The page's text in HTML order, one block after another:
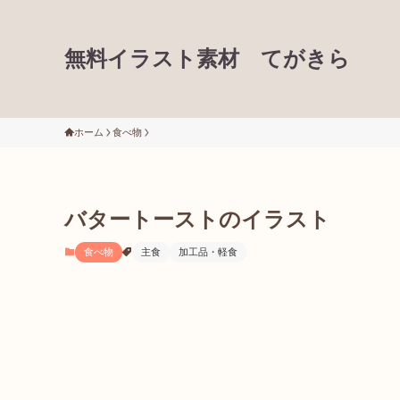
無料イラスト素材 てがきら
ホーム 食べ物
バタートーストのイラスト
食べ物 主食 加工品・軽食